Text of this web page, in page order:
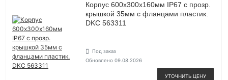
Корпус 600х300х160мм IP67 с прозр.
крышкой 35мм с фланцами пластик.
DKC 563311
Под заказ
Обновлено 09.08.2026
УТОЧНИТЬ ЦЕНУ